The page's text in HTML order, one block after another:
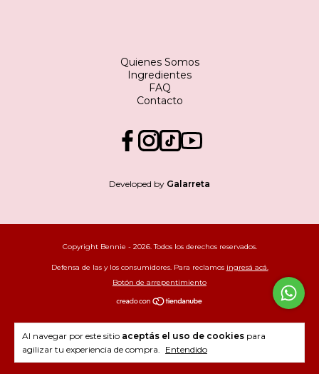
Al navegar por este sitio aceptás el uso de cookies para
agilizar tu experiencia de compra. Entendido
Quienes Somos
Ingredientes
FAQ
Contacto
Developed by Galarreta
Copyright Bennie - 2026. Todos los derechos reservados.
Defensa de las y los consumidores. Para reclamos ingresá acá.
Botón de arrepentimiento